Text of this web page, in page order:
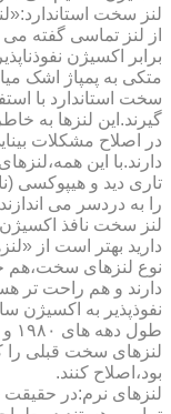
لنز سخت
از لنز تماسی گفته می
برابر اکسیژن
متکی به پمپاژ اشک
سخت استاندارد با
گیرند.این لنزها به
در اصلاح مشکلات
دارند.با این
تاری دید و هیپوکسی
را به دردسر می
لنز سخت نافذ
دارید بهتر است از
نوع لنزهای سخت،هم
دارند و هم راحت تر
لنزهای سخت قبلی را
بود،اصلاح کنند.
لنزهای نرم:در